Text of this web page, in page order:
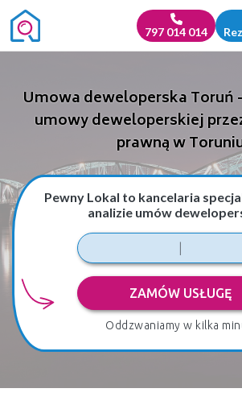
797 014 014
Umowa deweloperska Toruń
umowy deweloperskiej
prawną w
Pewny Lokal to kancelaria
analizie umów
ZAMÓW USŁUGĘ
Oddzwaniamy w kilka